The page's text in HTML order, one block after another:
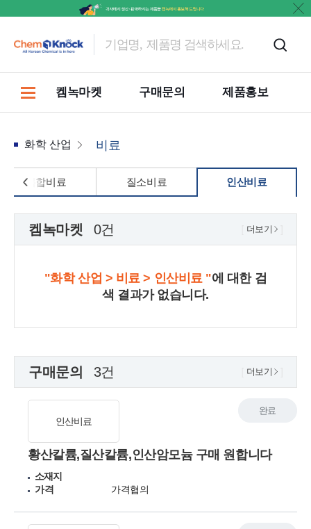
켐녹마켓 구매문의 제품홍보
화학 산업 비료
복합비료 질소비료 인산비료
켐녹마켓 0건 더보기
"화학 산업 > 비료 > 인산비료 "에 대한 검
색 결과가 없습니다.
구매문의 3건 더보기
인산비료
황산칼륨,질산칼륨,인산암모늄 구매 원합니다
소재지
가격
가격협의
완료